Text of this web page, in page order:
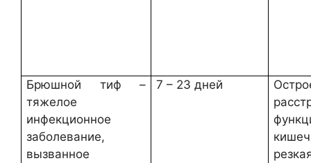
Брюшной тиф –
тяжелое
инфекционное
заболевание,
вызванное
7 – 23 дней